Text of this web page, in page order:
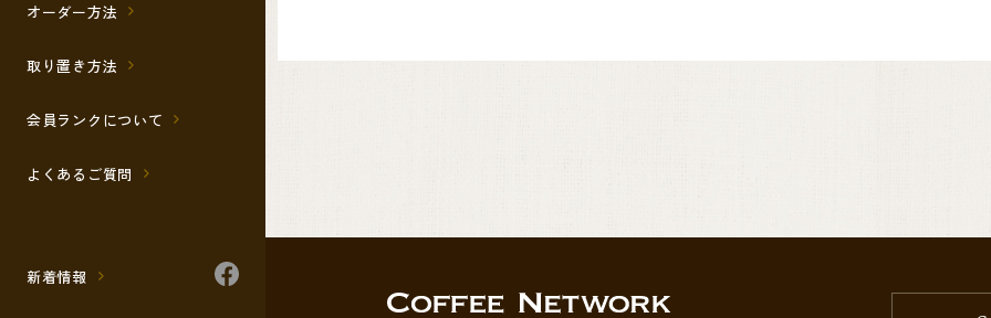
オーダー方法
取り置き方法
会員ランクについて
よくあるご質問
新着情報